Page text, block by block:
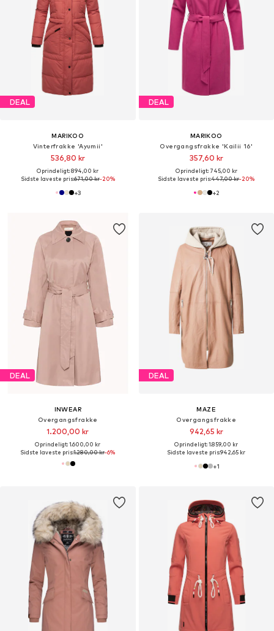
DEAL
MARIKOO
Vinterfrakke 'Ayumii'
536,80 kr
Oprindeligt: 894,00 kr
Sidste laveste pris:671,00 kr-20%
+3
DEAL
MARIKOO
Overgangsfrakke 'Kailii 16'
357,60 kr
Oprindeligt: 745,00 kr
Sidste laveste pris:447,00 kr-20%
+2
DEAL
INWEAR
Overgangsfrakke
1.200,00 kr
Oprindeligt: 1.600,00 kr
Sidste laveste pris:1.280,00 kr-6%
DEAL
MAZE
Overgangsfrakke
942,65 kr
Oprindeligt: 1.859,00 kr
Sidste laveste pris:942,65 kr
+1